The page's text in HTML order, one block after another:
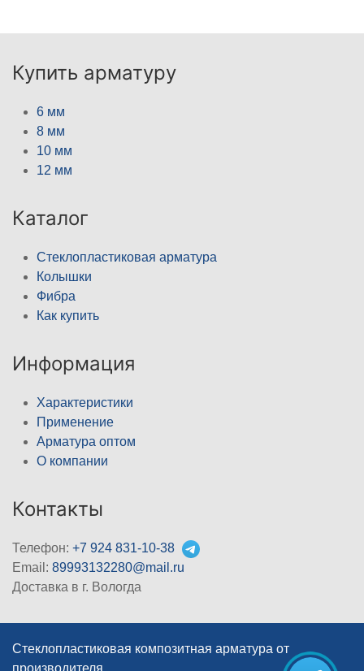
Купить арматуру
6 мм
8 мм
10 мм
12 мм
Каталог
Стеклопластиковая арматура
Колышки
Фибра
Как купить
Информация
Характеристики
Применение
Арматура оптом
О компании
Контакты
Телефон: +7 924 831-10-38
Email: 89993132280@mail.ru
Доставка в г. Вологда
Стеклопластиковая композитная арматура от
производителя